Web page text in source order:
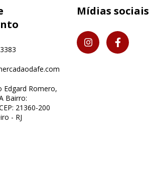
Edgard Romero,
Bairro:
21360-200
- RJ
Mídias sociais